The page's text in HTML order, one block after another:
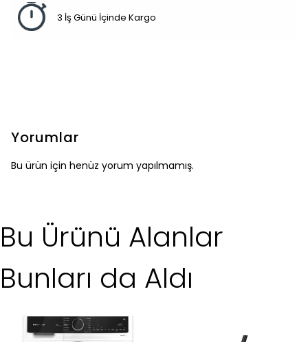
3 İş Günü İçinde Kargo
Yorumlar
Bu ürün için henüz yorum yapılmamış.
Bu Ürünü Alanlar
Bunları da Aldı